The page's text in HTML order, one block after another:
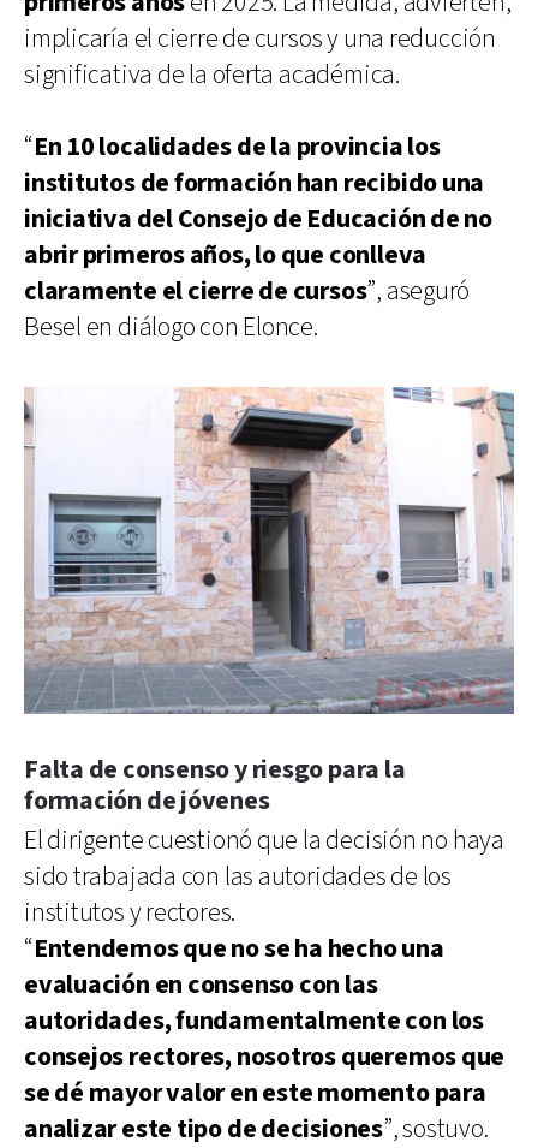
implicaría el cierre de cursos y una reducción
significativa de la oferta académica.
“En 10 localidades de la provincia los
institutos de formación han recibido una
iniciativa del Consejo de Educación de no
abrir primeros años, lo que conlleva
claramente el cierre de cursos”, aseguró
Besel en diálogo con Elonce.
Falta de consenso y riesgo para la
formación de jóvenes
El dirigente cuestionó que la decisión no haya
sido trabajada con las autoridades de los
institutos y rectores.
“Entendemos que no se ha hecho una
evaluación en consenso con las
autoridades, fundamentalmente con los
consejos rectores, nosotros queremos que
se dé mayor valor en este momento para
analizar este tipo de decisiones”, sostuvo.